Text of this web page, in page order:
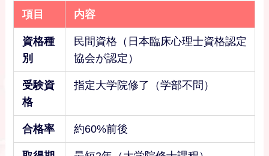
項目 内容
資格種
別
民間資格（日本臨床心理士資格認定
協会が認定）
受験資
格
指定大学院修了（学部不問）
合格率 約60%前後